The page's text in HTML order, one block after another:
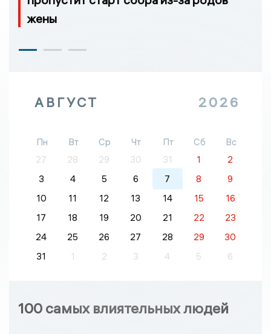
жены
АВГУСТ 2026
Пн Вт Ср Чт Пт Сб
Вс
27
28 29 30 31 1
2
3
4 5 6 7 8
9
10
11 12 13 14 15
16
17
18 19 20 21 22
23
24
25 26 27 28 29
30
31
1 2 3 4 5 6
100 самых влиятельных людей